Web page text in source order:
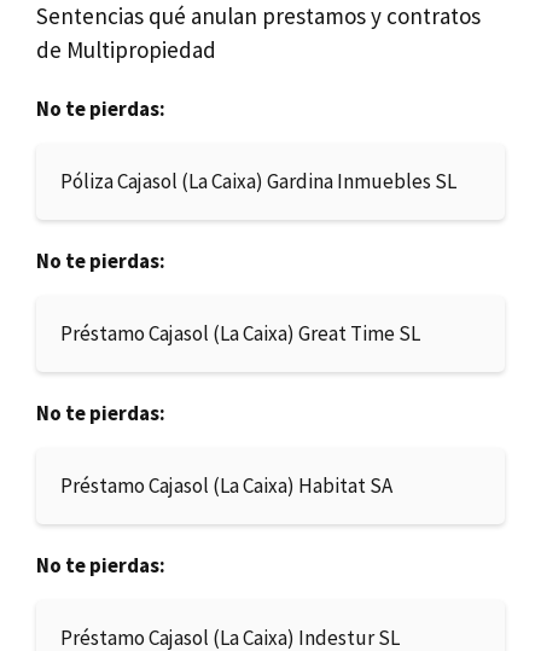
Sentencias qué anulan prestamos y contratos
de Multipropiedad
No te pierdas:
Póliza Cajasol (La Caixa) Gardina Inmuebles SL
No te pierdas:
Préstamo Cajasol (La Caixa) Great Time SL
No te pierdas:
Préstamo Cajasol (La Caixa) Habitat SA
No te pierdas:
Préstamo Cajasol (La Caixa) Indestur SL